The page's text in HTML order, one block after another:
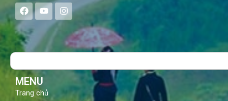
F
a
c
e
b
o
Y
o
u
t
u
b
I
n
s
a
g
Search
MENU
Trang chủ